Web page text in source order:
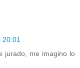
20:01
jurado, me imagino lo